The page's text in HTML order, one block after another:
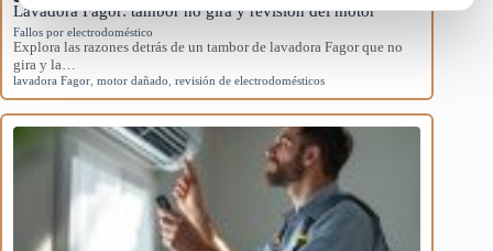
Lavadora Fagor: tambor no gira y revisión del motor
Fallos por electrodoméstico
Explora las razones detrás de un tambor de lavadora Fagor que no
gira y la…
lavadora Fagor motor dañado revisión de electrodomésticos